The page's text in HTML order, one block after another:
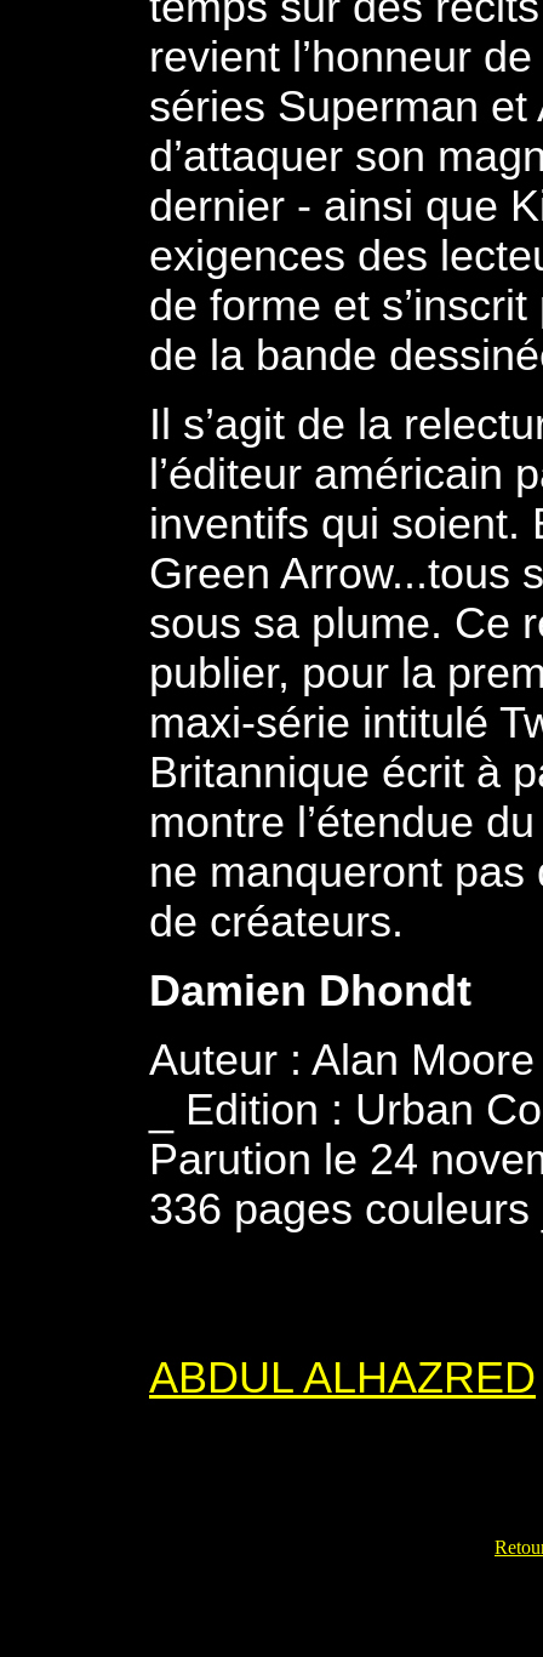
revient l’honneur
séries Superman
d’attaquer son
dernier - ainsi que
exigences des
de forme et
de la bande
Il s’agit de la
l’éditeur américain
inventifs qui soient.
Green Arrow...tous
sous sa plume. Ce
publier, pour la
maxi-série intitulé
Britannique écrit à
montre l’étendue
ne manqueront
de créateurs.
Damien Dhondt
Auteur : Alan
_ Edition : Urban
Parution le 24
336 pages
ABDUL ALHAZRED